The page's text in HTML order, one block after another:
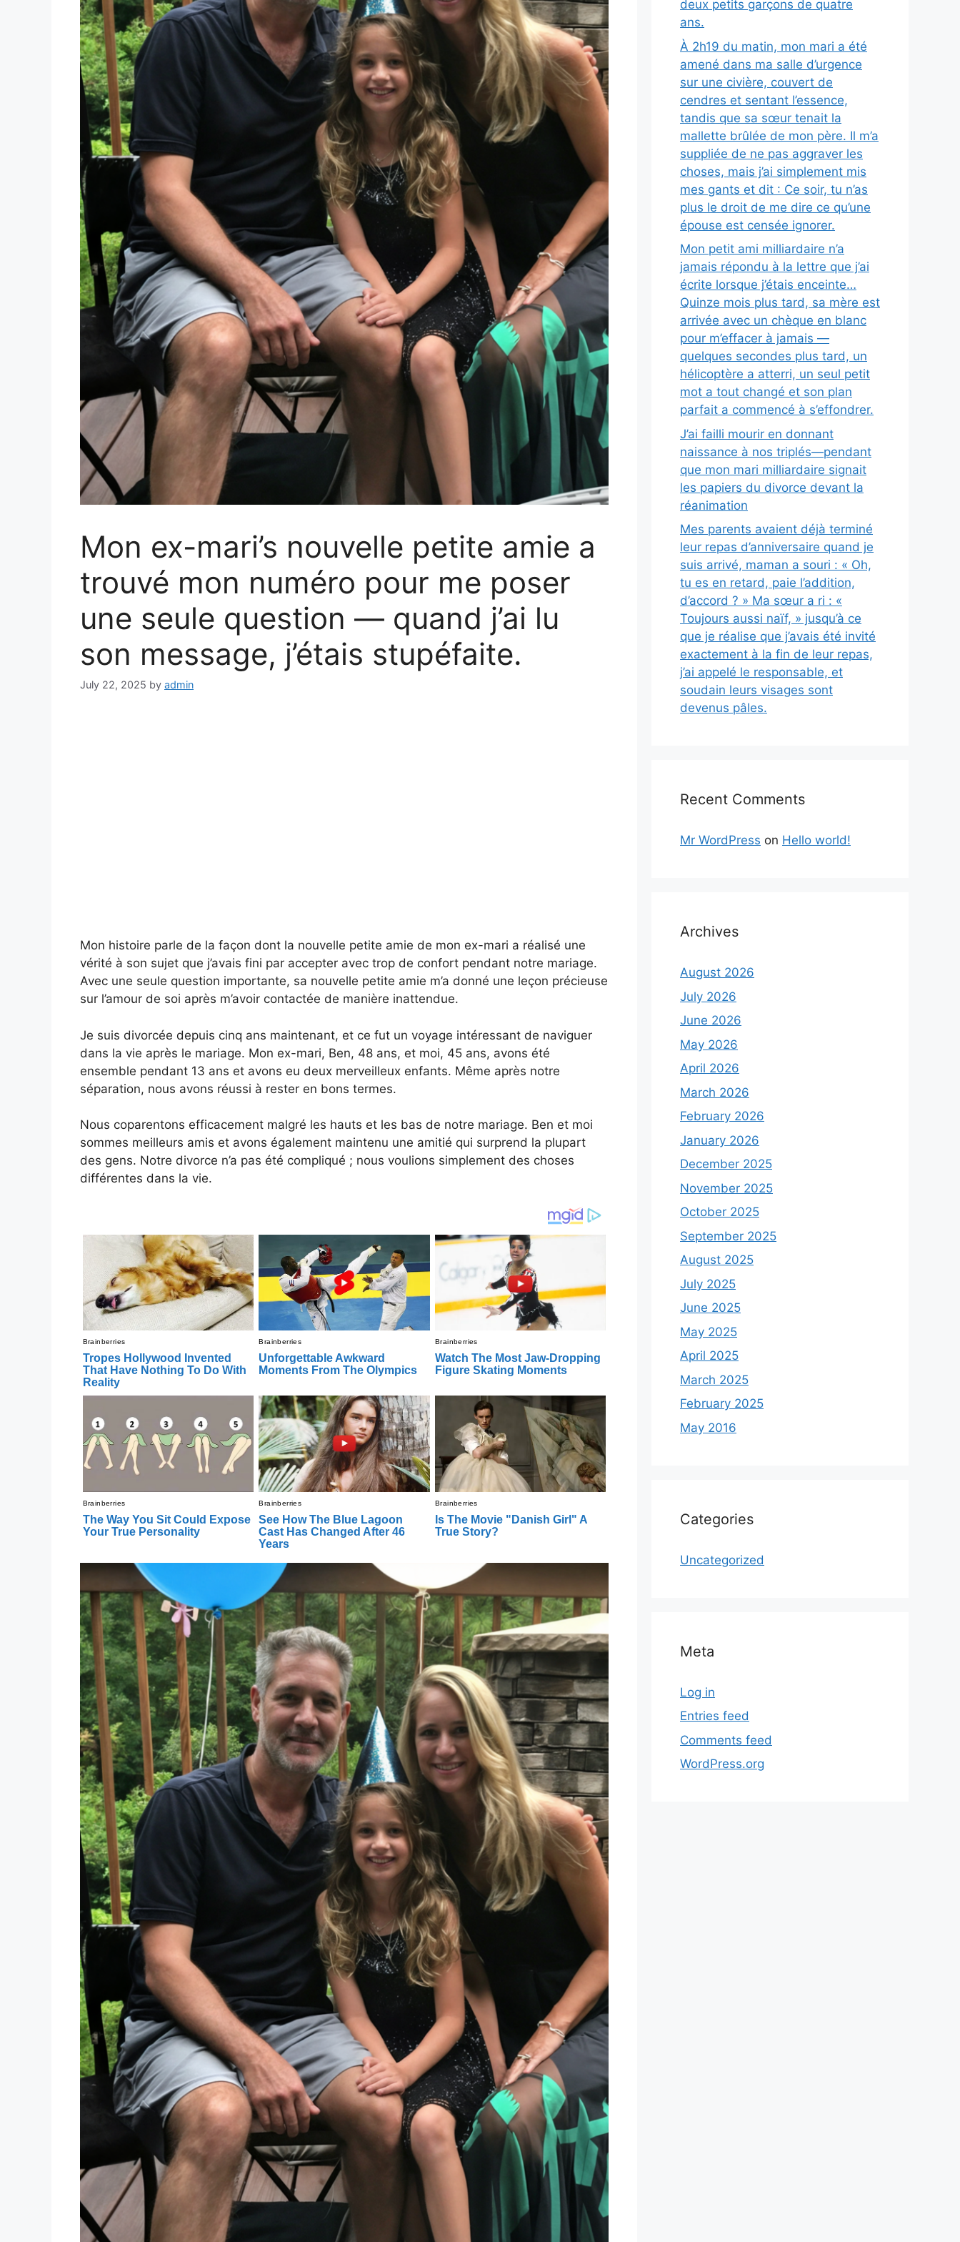
Mon ex-mari’s nouvelle petite amie a
trouvé mon numéro pour me poser
une seule question — quand j’ai lu
son message, j’étais stupéfaite.
July 22, 2025 by admin
Mon histoire parle de la façon dont la nouvelle petite amie de mon ex-mari a réalisé une
vérité à son sujet que j’avais fini par accepter avec trop de confort pendant notre mariage.
Avec une seule question importante, sa nouvelle petite amie m’a donné une leçon précieuse
sur l’amour de soi après m’avoir contactée de manière inattendue.
Je suis divorcée depuis cinq ans maintenant, et ce fut un voyage intéressant de naviguer
dans la vie après le mariage. Mon ex-mari, Ben, 48 ans, et moi, 45 ans, avons été
ensemble pendant 13 ans et avons eu deux merveilleux enfants. Même après notre
séparation, nous avons réussi à rester en bons termes.
Nous coparentons efficacement malgré les hauts et les bas de notre mariage. Ben et moi
sommes meilleurs amis et avons également maintenu une amitié qui surprend la plupart
des gens. Notre divorce n’a pas été compliqué ; nous voulions simplement des choses
différentes dans la vie.
deux petits garçons de quatre
ans.
À 2h19 du matin, mon mari a été
amené dans ma salle d’urgence
sur une civière, couvert de
cendres et sentant l’essence,
tandis que sa sœur tenait la
mallette brûlée de mon père. Il m’a
suppliée de ne pas aggraver les
choses, mais j’ai simplement mis
mes gants et dit : Ce soir, tu n’as
plus le droit de me dire ce qu’une
épouse est censée ignorer.
Mon petit ami milliardaire n’a
jamais répondu à la lettre que j’ai
écrite lorsque j’étais enceinte…
Quinze mois plus tard, sa mère est
arrivée avec un chèque en blanc
pour m’effacer à jamais —
quelques secondes plus tard, un
hélicoptère a atterri, un seul petit
mot a tout changé et son plan
parfait a commencé à s’effondrer.
J’ai failli mourir en donnant
naissance à nos triplés—pendant
que mon mari milliardaire signait
les papiers du divorce devant la
réanimation
Mes parents avaient déjà terminé
leur repas d’anniversaire quand je
suis arrivé, maman a souri : « Oh,
tu es en retard, paie l’addition,
d’accord ? » Ma sœur a ri : «
Toujours aussi naïf, » jusqu’à ce
que je réalise que j’avais été invité
exactement à la fin de leur repas,
j’ai appelé le responsable, et
soudain leurs visages sont
devenus pâles.
Recent Comments
Mr WordPress on Hello world!
Archives
August 2026
July 2026
June 2026
May 2026
April 2026
March 2026
February 2026
January 2026
December 2025
November 2025
October 2025
September 2025
August 2025
July 2025
June 2025
May 2025
April 2025
March 2025
February 2025
May 2016
Categories
Uncategorized
Meta
Log in
Entries feed
Comments feed
WordPress.org